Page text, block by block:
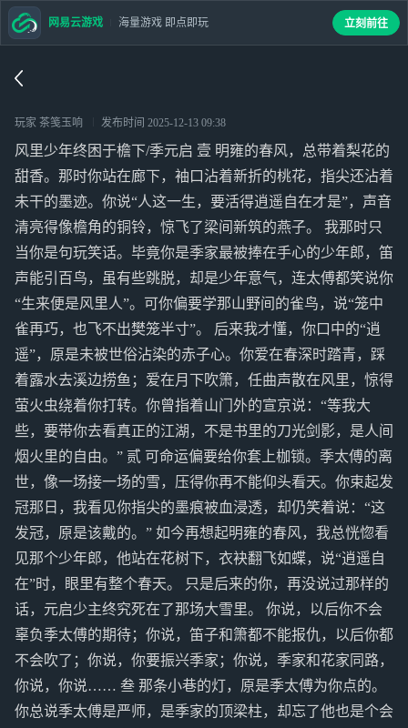
玩家 茶笺玉响 发布时间 2025-12-13 09:38
风里少年终困于檐下/季元启 壹 明雍的春风，总带着梨花的
甜香。那时你站在廊下，袖口沾着新折的桃花，指尖还沾着
未干的墨迹。你说“人这一生，要活得逍遥自在才是”，声音
清亮得像檐角的铜铃，惊飞了梁间新筑的燕子。 我那时只
当你是句玩笑话。毕竟你是季家最被捧在手心的少年郎，笛
声能引百鸟，虽有些跳脱，却是少年意气，连太傅都笑说你
“生来便是风里人”。可你偏要学那山野间的雀鸟，说“笼中
雀再巧，也飞不出樊笼半寸”。 后来我才懂，你口中的“逍
遥”，原是未被世俗沾染的赤子心。你爱在春深时踏青，踩
着露水去溪边捞鱼；爱在月下吹箫，任曲声散在风里，惊得
萤火虫绕着你打转。你曾指着山门外的宣京说：“等我大
些，要带你去看真正的江湖，不是书里的刀光剑影，是人间
烟火里的自由。” 贰 可命运偏要给你套上枷锁。季太傅的离
世，像一场接一场的雪，压得你再不能仰头看天。你束起发
冠那日，我看见你指尖的墨痕被血浸透，却仍笑着说：“这
发冠，原是该戴的。” 如今再想起明雍的春风，我总恍惚看
见那个少年郎，他站在花树下，衣袂翻飞如蝶，说“逍遥自
在”时，眼里有整个春天。 只是后来的你，再没说过那样的
话，元启少主终究死在了那场大雪里。 你说，以后你不会
辜负季太傅的期待；你说，笛子和箫都不能报仇，以后你都
不会吹了；你说，你要振兴季家；你说，季家和花家同路，
你说，你说…… 叁 那条小巷的灯，原是季太傅为你点的。
你总说季太傅是严师，是季家的顶梁柱，却忘了他也是个会
网易云游戏 海量游戏 即点即玩 立刻前往